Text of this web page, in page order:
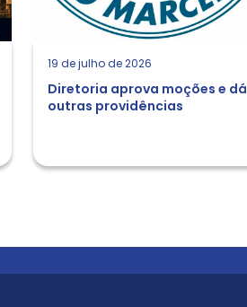
19 de julho de 2026
Diretoria aprova moções e dá
outras providências